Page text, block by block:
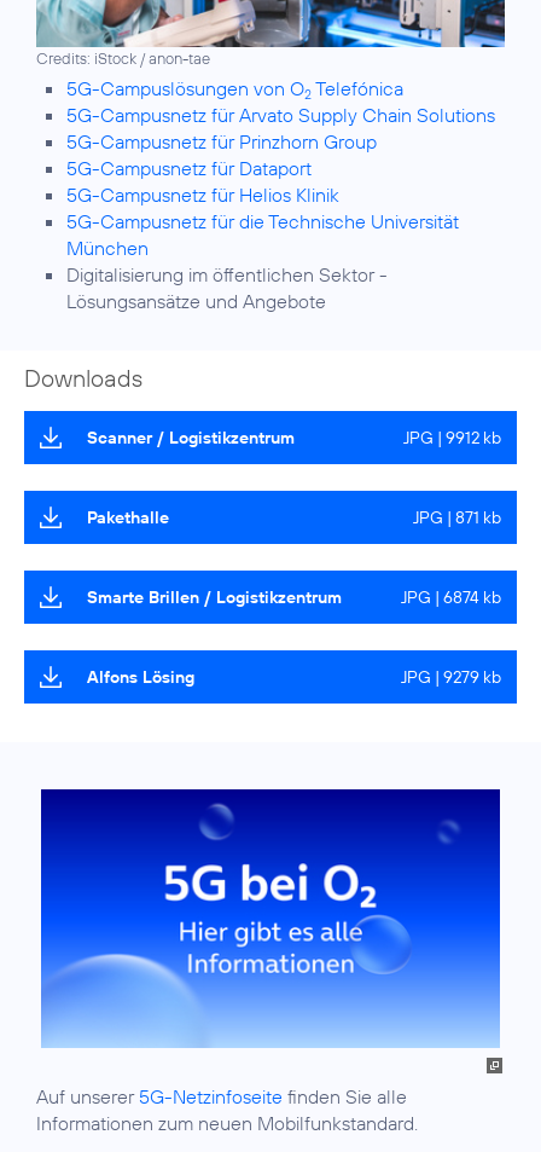
Credits: iStock / anon-tae
5G-Campuslösungen von O2 Telefónica
5G-Campusnetz für Arvato Supply Chain Solutions
5G-Campusnetz für Prinzhorn Group
5G-Campusnetz für Dataport
5G-Campusnetz für Helios Klinik
5G-Campusnetz für die Technische Universität
München
Digitalisierung im öffentlichen Sektor-
Lösungsansätze und Angebote
Downloads
Scanner / Logistikzentrum JPG | 9912 kb
Pakethalle JPG | 871 kb
Smarte Brillen / Logistikzentrum JPG | 6874 kb
Alfons Lösing JPG | 9279 kb
Auf unserer 5G-Netzinfoseite finden Sie alle
Informationen zum neuen Mobilfunkstandard.